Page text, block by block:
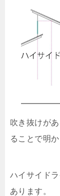
吹き抜けが
ることで明
ハイサイド
あります。